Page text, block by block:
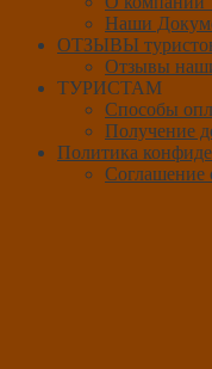
Наши
ОТЗЫВЫ
Отзывы
ТУРИСТАМ
Способы
Получение
Политика
Соглашение